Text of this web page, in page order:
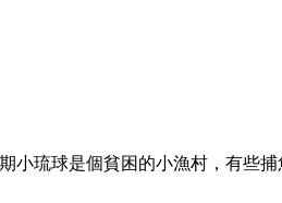
琉球是個貧困的小漁村，有些